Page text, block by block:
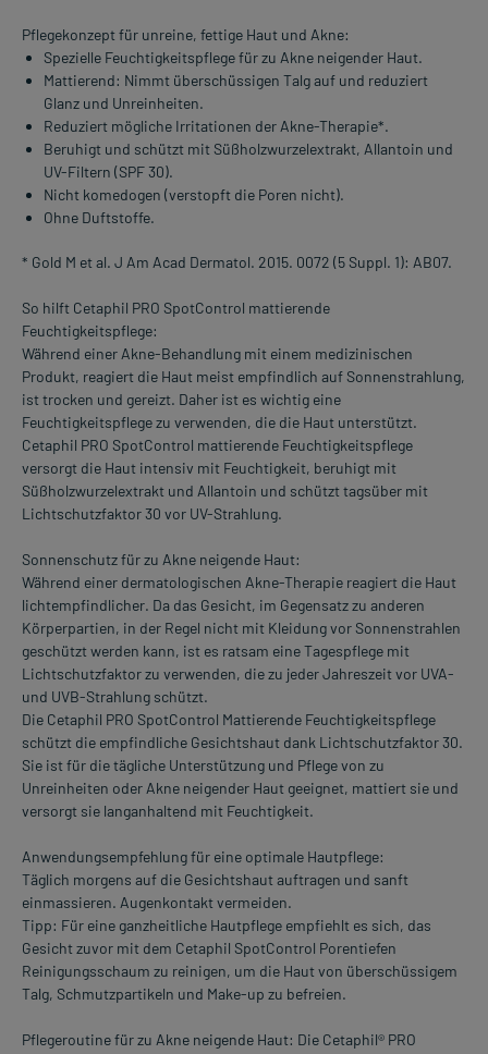
Pflegekonzept für unreine, fettige Haut und Akne:
Spezielle Feuchtigkeitspflege für zu Akne neigender Haut.
Mattierend: Nimmt überschüssigen Talg auf und reduziert
Glanz und Unreinheiten.
Reduziert mögliche Irritationen der Akne-Therapie*.
Beruhigt und schützt mit Süßholzwurzelextrakt, Allantoin und
UV-Filtern (SPF 30).
Nicht komedogen (verstopft die Poren nicht).
Ohne Duftstoffe.
* Gold M et al. J Am Acad Dermatol. 2015. 0072 (5 Suppl. 1): AB07.
So hilft Cetaphil PRO SpotControl mattierende
Feuchtigkeitspflege:
Während einer Akne-Behandlung mit einem medizinischen
Produkt, reagiert die Haut meist empfindlich auf Sonnenstrahlung,
ist trocken und gereizt. Daher ist es wichtig eine
Feuchtigkeitspflege zu verwenden, die die Haut unterstützt.
Cetaphil PRO SpotControl mattierende Feuchtigkeitspflege
versorgt die Haut intensiv mit Feuchtigkeit, beruhigt mit
Süßholzwurzelextrakt und Allantoin und schützt tagsüber mit
Lichtschutzfaktor 30 vor UV-Strahlung.
Sonnenschutz für zu Akne neigende Haut:
Während einer dermatologischen Akne-Therapie reagiert die Haut
lichtempfindlicher. Da das Gesicht, im Gegensatz zu anderen
Körperpartien, in der Regel nicht mit Kleidung vor Sonnenstrahlen
geschützt werden kann, ist es ratsam eine Tagespflege mit
Lichtschutzfaktor zu verwenden, die zu jeder Jahreszeit vor UVA-
und UVB-Strahlung schützt.
Die Cetaphil PRO SpotControl Mattierende Feuchtigkeitspflege
schützt die empfindliche Gesichtshaut dank Lichtschutzfaktor 30.
Sie ist für die tägliche Unterstützung und Pflege von zu
Unreinheiten oder Akne neigender Haut geeignet, mattiert sie und
versorgt sie langanhaltend mit Feuchtigkeit.
Anwendungsempfehlung für eine optimale Hautpflege:
Täglich morgens auf die Gesichtshaut auftragen und sanft
einmassieren. Augenkontakt vermeiden.
Tipp: Für eine ganzheitliche Hautpflege empfiehlt es sich, das
Gesicht zuvor mit dem Cetaphil SpotControl Porentiefen
Reinigungsschaum zu reinigen, um die Haut von überschüssigem
Talg, Schmutzpartikeln und Make-up zu befreien.
Pflegeroutine für zu Akne neigende Haut: Die Cetaphil® PRO